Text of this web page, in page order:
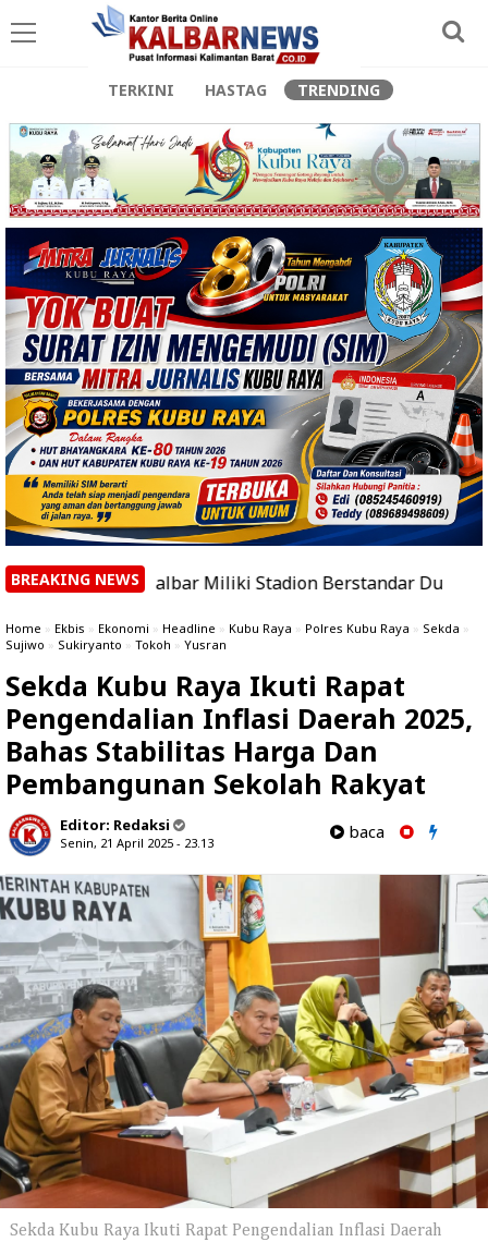
TERKINI HASTAG TRENDING
BREAKING NEWS
Kalbar Miliki Stadion Berstandar Dunia | BMKG
Home » Ekbis » Ekonomi » Headline » Kubu Raya » Polres Kubu Raya » Sekda »
Sujiwo » Sukiryanto » Tokoh » Yusran
Sekda Kubu Raya Ikuti Rapat
Pengendalian Inflasi Daerah 2025,
Bahas Stabilitas Harga Dan
Pembangunan Sekolah Rakyat
Editor: Redaksi
Senin, 21 April 2025 - 23.13
baca
Sekda Kubu Raya Ikuti Rapat Pengendalian Inflasi Daerah